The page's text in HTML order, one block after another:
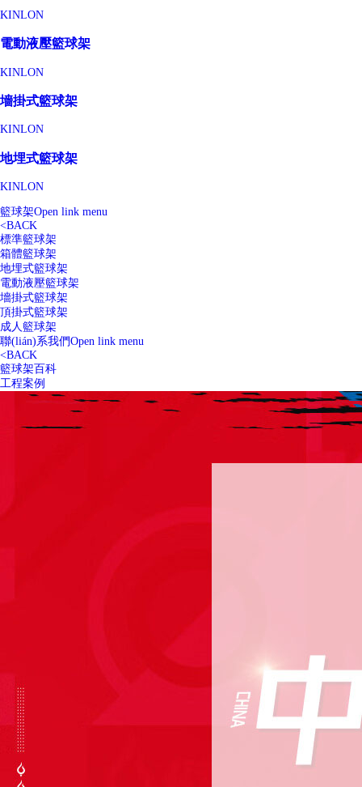
KINLON
電動液壓籃球架
KINLON
墻掛式籃球架
KINLON
地埋式籃球架
KINLON
籃球架Open link menu
<BACK
標準籃球架
箱體籃球架
地埋式籃球架
電動液壓籃球架
墻掛式籃球架
頂掛式籃球架
成人籃球架
聯(lián)系我們Open link menu
<BACK
籃球架百科
工程案例